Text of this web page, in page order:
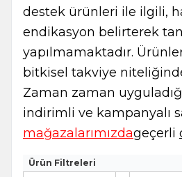
destek ürünleri ile ilgili,
endikasyon belirterek
yapılmamaktadır.
bitkisel takviye
Zaman zaman
indirimli ve kampanyalı
mağazalarımızdageçerli
Ürün Filtreleri